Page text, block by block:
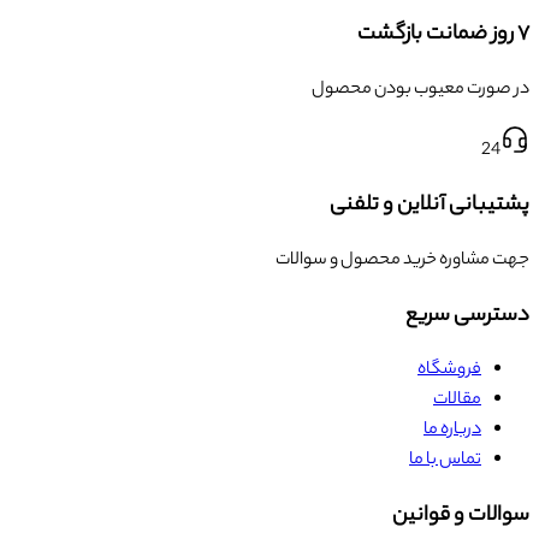
۷ روز ضمانت بازگشت
در صورت معیوب بودن محصول
24
پشتیبانی آنلاین و تلفنی
جهت مشاوره خرید محصول و سوالات
دسترسی سریع
فروشگاه
مقالات
درباره ما
تماس با ما
سوالات و قوانین